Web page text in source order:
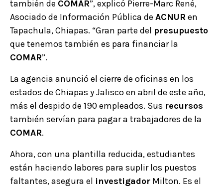
también de COMAR”, explicó Pierre-Marc René,
Asociado de Información Pública de ACNURen
Tapachula, Chiapas. “Gran parte del presupuesto
que tenemos también es para financiar la
COMAR”.
La agencia anunció el cierre de oficinas en los
estados de Chiapas y Jalisco en abril de este año,
más el despido de 190 empleados. Sus recursos
también servían para pagar a trabajadores de la
COMAR.
Ahora, con una plantilla reducida, estudiantes
están haciendo labores para suplir los puestos
faltantes, asegura el investigador Milton. Es el